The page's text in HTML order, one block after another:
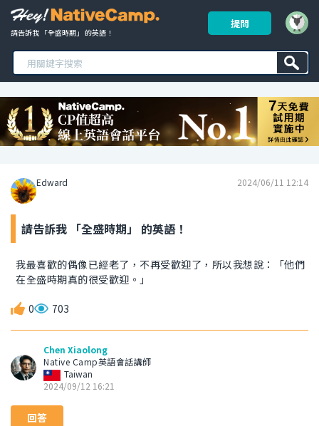
請告訴我 「全盛時期」 的英語！
提問
Edward 2024/06/11 12:14
請告訴我 「全盛時期」 的英語！
我最喜歡的偶像已經老了，不再受歡迎了，所以我想說：「他們
在全盛時期真的很受歡迎。」
0 703
Chen Xiaolong
Native Camp英語會話講師
Taiwan
2024/09/12 16:21
回答